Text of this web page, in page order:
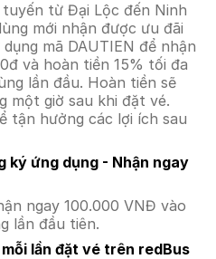
từ Đại Lộc đến Ninh
mới nhận được ưu đãi
mã DAUTIEN để nhận
và hoàn tiền 15% tối đa
lần đầu. Hoàn tiền sẽ
một giờ sau khi đặt vé.
tận hưởng các lợi ích sau
ký ứng dụng - Nhận ngay
ngay 100.000 VNĐ vào
lần đầu tiên.
lần đặt vé trên redBus